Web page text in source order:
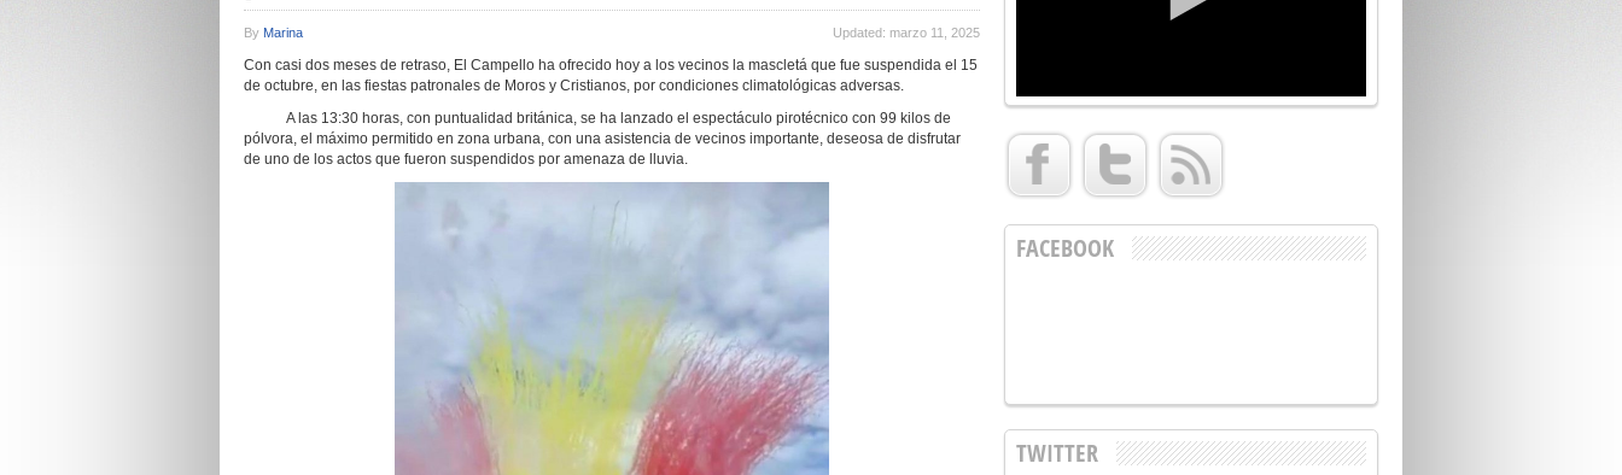
By Marina Updated: marzo 11, 2025
Con casi dos meses de retraso, El Campello ha ofrecido hoy a los vecinos la mascletá que fue suspendida el 15
de octubre, en las fiestas patronales de Moros y Cristianos, por condiciones climatológicas adversas.
A las 13:30 horas, con puntualidad británica, se ha lanzado el espectáculo pirotécnico con 99 kilos de
pólvora, el máximo permitido en zona urbana, con una asistencia de vecinos importante, deseosa de disfrutar
de uno de los actos que fueron suspendidos por amenaza de lluvia.
FACEBOOK
TWITTER